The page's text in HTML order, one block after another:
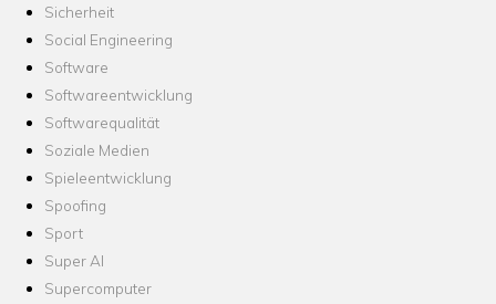
Sicherheit
Social Engineering
Software
Softwareentwicklung
Softwarequalität
Soziale Medien
Spieleentwicklung
Spoofing
Sport
Super AI
Supercomputer